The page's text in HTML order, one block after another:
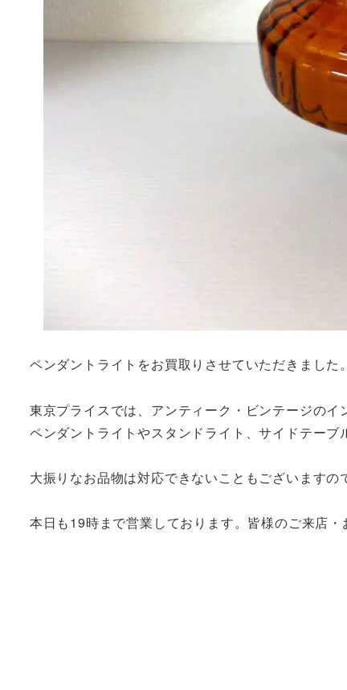
ペンダントライトをお買取りさせていただきました
東京プライスでは、アンティーク・ビンテージのイ
ペンダントライトやスタンドライト、サイドテーブ
大振りなお品物は対応できないこともございますの
本日も19時まで営業しております。皆様のご来店・